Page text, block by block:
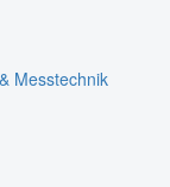
Messtechnik